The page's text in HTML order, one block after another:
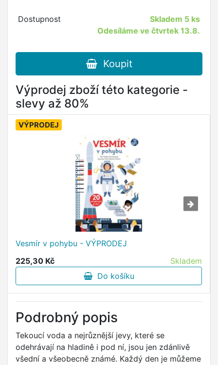
Dostupnost Skladem 5 ks
Odesíláme ve čtvrtek 13.8.
Koupit
Výprodej zboží této kategorie -
slevy až 80%
VÝPRODEJ
Vesmír v pohybu - VÝPRODEJ
225,30 Kč
Skladem
Do košíku
Podrobný popis
Tekoucí voda a nejrůznější jevy, které se
odehrávají na hladině i pod ní, jsou jen zdánlivě
všední a všeobecně známé. Každý den je můžeme